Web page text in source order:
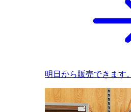
明日から販売できます。